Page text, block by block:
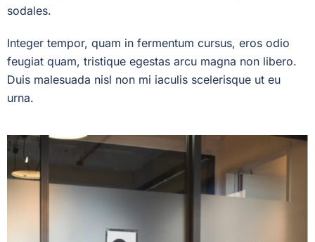
sodales.
Integer tempor, quam in fermentum cursus, eros odio
feugiat quam, tristique egestas arcu magna non libero.
Duis malesuada nisl non mi iaculis scelerisque ut eu
urna.